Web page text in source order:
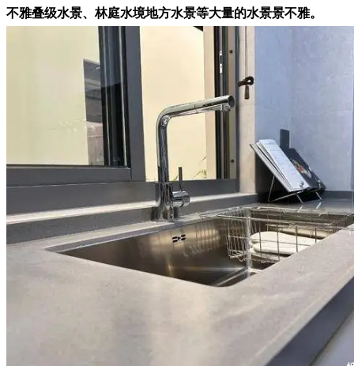
不雅叠级水景、林庭水境地方水景等大量的水景景不雅。